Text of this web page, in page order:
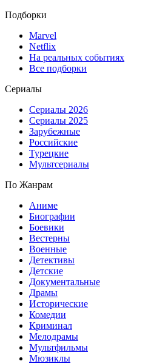
Подборки
Marvel
Netflix
На реальных событиях
Все подборки
Сериалы
Сериалы 2026
Сериалы 2025
Зарубежные
Российские
Турецкие
Мультсериалы
По Жанрам
Аниме
Биографии
Боевики
Вестерны
Военные
Детективы
Детские
Документальные
Драмы
Исторические
Комедии
Криминал
Мелодрамы
Мультфильмы
Мюзиклы